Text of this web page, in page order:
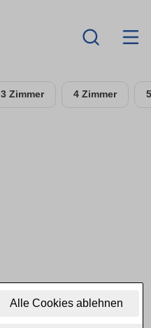
Alle Cookies ablehnen
3 Zimmer 4 Zimmer